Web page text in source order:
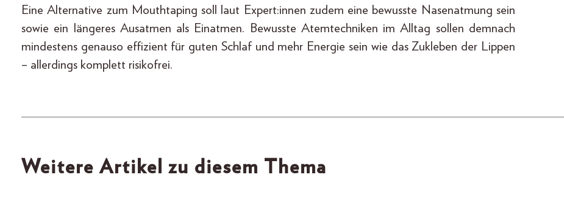
Eine Alternative zum Mouthtaping soll laut Expert:innen zudem eine bewusste Nasenatmung sein
sowie ein längeres Ausatmen als Einatmen. Bewusste Atemtechniken im Alltag sollen demnach
mindestens genauso effizient für guten Schlaf und mehr Energie sein wie das Zukleben der Lippen
– allerdings komplett risikofrei.
Weitere Artikel zu diesem Thema